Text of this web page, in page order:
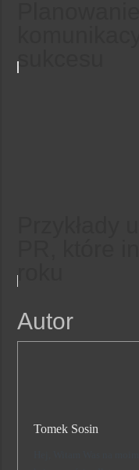
sukcesu
roku
Autor
Tomek Sosin